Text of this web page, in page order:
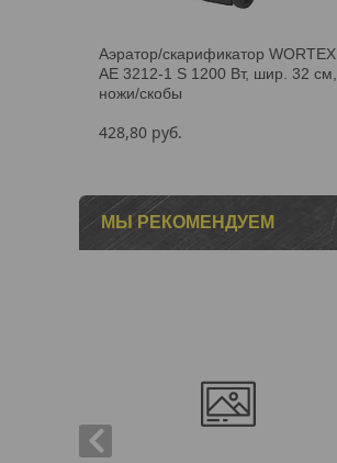
Аэратор/скарификатор WORTEX
AE 3212-1 S 1200 Вт, шир. 32 см,
ножи/скобы
428,80 руб.
МЫ РЕКОМЕНДУЕМ